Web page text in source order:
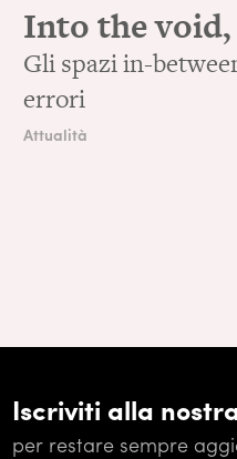
Into the
Gli spazi in-
errori
Attualità
Iscriviti alla
per restare sempre